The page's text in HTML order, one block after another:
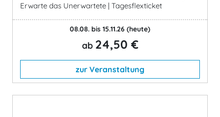
Erwarte das Unerwartete | Tagesflexticket
08.08. bis 15.11.26 (heute)
ab 24,50 €
zur Veranstaltung